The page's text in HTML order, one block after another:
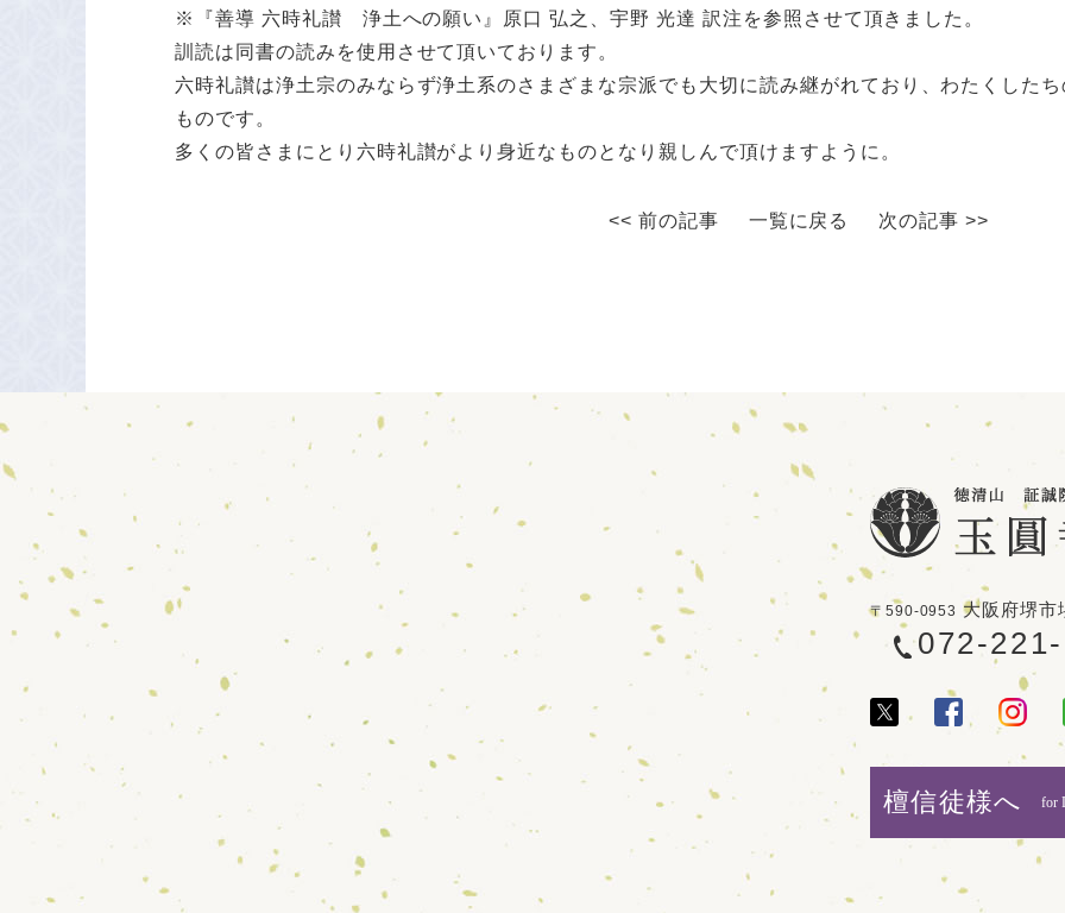
※『善導 六時礼讃 浄土への願い』原口 弘之、宇野 光達 訳注を参照させて頂きました。
訓読は同書の読みを使用させて頂いております。
六時礼讃は浄土宗のみならず浄土系のさまざまな宗派でも大切に読み継がれており、わたくした
ものです。
多くの皆さまにとり六時礼讃がより身近なものとなり親しんで頂けますように。
<< 前の記事 一覧に戻る 次の記事 >>
〒590-0953 大阪府堺市
072-
檀信徒様へ for